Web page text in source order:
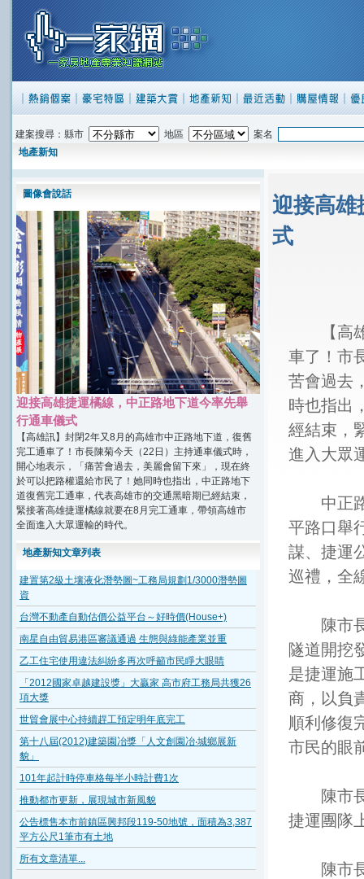
建案搜尋：縣市 地區
案名
地產新知
圖像會說話
迎接高雄捷運橘線，中正路地下道今率先舉
行通車儀式
【高雄訊】封閉2年又8月的高雄市中正路地下道，復舊
完工通車了！市長陳菊今天（22日）主持通車儀式時，
開心地表示，「痛苦會過去，美麗會留下來」，現在終
於可以把路權還給市民了！她同時也指出，中正路地下
道復舊完工通車，代表高雄市的交通黑暗期已經結束，
緊接著高雄捷運橘線就要在8月完工通車，帶領高雄市
全面進入大眾運輸的時代。
地產新知文章列表
建置第2級土壤液化潛勢圖~工務局規劃1/3000潛勢圖
資
台灣不動產自動估價公益平台～好時價(House+)
南星自由貿易港區審議通過 生態與綠能產業並重
乙工住宅使用違法糾紛多再次呼籲市民睜大眼睛
「2012國家卓越建設獎」大贏家 高市府工務局共獲26
項大獎
世貿會展中心持續趕工預定明年底完工
第十八屆(2012)建築園冶獎「人文創園冶‧城鄉展新
貌」
101年起計時停車格每半小時計費1次
推動都市更新，展現城市新風貌
公告標售本市前鎮區興邦段119-50地號，面積為3,387
平方公尺1筆市有土地
所有文章清單...
迎接高雄
式
【高雄
車了！市
苦會過去
時也指出
經結束，
進入大眾
中正路
平路口舉
謀、捷運
巡禮，全
陳市長
隧道開挖
是捷運施
商，以負
順利修復
市民的眼
陳市長
捷運團隊
陳市長